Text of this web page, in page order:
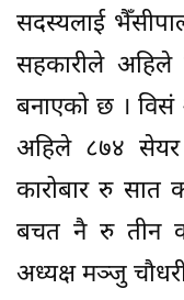
सदस्यलाई
सहकारीले अहिले
बनाएको छ । विसं
अहिले ८७४
कारोबार रु सात
बचत नै रु तीन
अध्यक्ष मञ्जु